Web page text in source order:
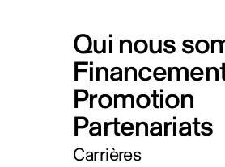
Qui nous
Promotion
Partenariats
Carrières